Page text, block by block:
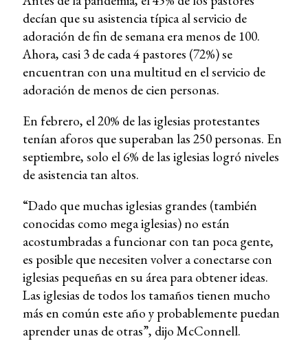
decían que su asistencia típica al servicio de
adoración de fin de semana era menos de 100.
Ahora, casi 3 de cada 4 pastores (72%) se
encuentran con una multitud en el servicio de
adoración de menos de cien personas.
En febrero, el 20% de las iglesias protestantes
tenían aforos que superaban las 250 personas. En
septiembre, solo el 6% de las iglesias logró niveles
de asistencia tan altos.
“Dado que muchas iglesias grandes (también
conocidas como mega iglesias) no están
acostumbradas a funcionar con tan poca gente,
es posible que necesiten volver a conectarse con
iglesias pequeñas en su área para obtener ideas.
Las iglesias de todos los tamaños tienen mucho
más en común este año y probablemente puedan
aprender unas de otras”, dijo McConnell.